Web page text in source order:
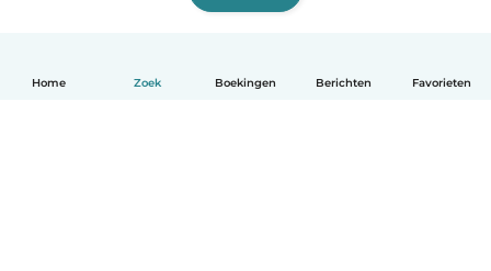
Home Zoek Boekingen Berichten Favorieten